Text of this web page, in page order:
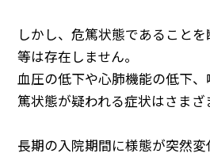
しかし、危篤状態であること
等は存在しません。
血圧の低下や心肺機能の低下
篤状態が疑われる症状はさまざ
長期の入院期間に様態が突然